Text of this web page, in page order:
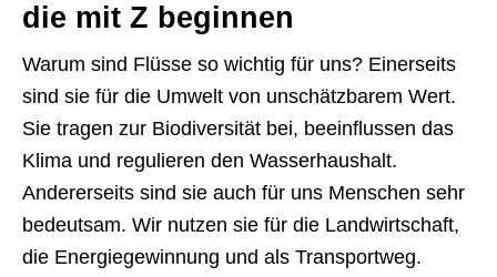
die mit Z beginnen
Warum sind Flüsse so wichtig für uns? Einerseits
sind sie für die Umwelt von unschätzbarem Wert.
Sie tragen zur Biodiversität bei, beeinflussen das
Klima und regulieren den Wasserhaushalt.
Andererseits sind sie auch für uns Menschen sehr
bedeutsam. Wir nutzen sie für die Landwirtschaft,
die Energiegewinnung und als Transportweg.